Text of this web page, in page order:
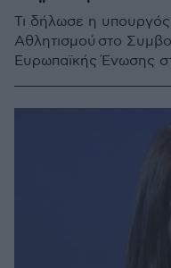
Τι δήλωσε η
Αθλητισμού στο
Ευρωπαϊκής Ένωσης